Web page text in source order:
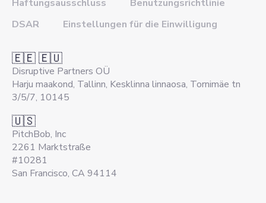
Haftungsausschluss
Benutzungsrichtlinie
DSAR
Einstellungen für die Einwilligung
🇪🇪 🇪🇺
Disruptive Partners OÜ
Harju maakond, Tallinn, Kesklinna linnaosa, Tornimäe tn
3/5/7, 10145
🇺🇸
PitchBob, Inc
2261 Marktstraße
#10281
San Francisco, CA 94114